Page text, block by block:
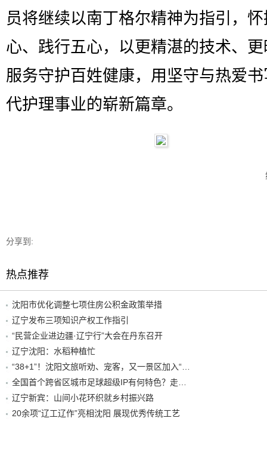
员将继续以南丁格尔精神为指引，
心、践行五心，以更精湛的技术、
服务守护百姓健康，用坚守与热爱
代护理事业的崭新篇章。
分享到:
热点推荐
沈阳市优化调整七项住房公积金政策举措
辽宁发布三项知识产权工作指引
“民营企业进边疆·辽宁行”大会在丹东召开
辽宁沈阳：水稻种植忙
辽宁新宾：山间小花环织就乡村振兴路
20余项“辽工辽作”亮相沈阳 展现优秀传统工艺